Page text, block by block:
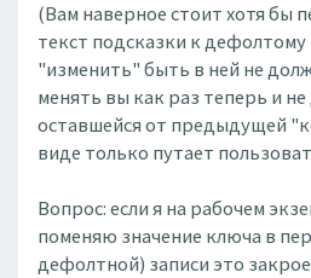
(Вам наверное стоит хотя бы
текст подсказки к дефолтому
"изменить" быть в ней не
менять вы как раз теперь и не
оставшейся от предыдущей
виде только путает
Вопрос: если я на рабочем
поменяю значение ключа в
дефолтной) записи это